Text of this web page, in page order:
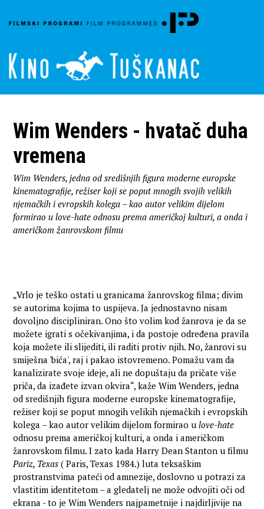
Wim Wenders - hvatač duha
vremena
Wim Wenders, jedna od središnjih figura moderne europske
kinematografije, režiser koji se poput mnogih svojih velikih
njemačkih i evropskih kolega – kao autor velikim dijelom
formirao u love-hate odnosu prema američkoj kulturi, a onda i
američkom žanrovskom filmu
„Vrlo je teško ostati u granicama žanrovskog filma; divim
se autorima kojima to uspijeva. Ja jednostavno nisam
dovoljno discipliniran. Ono što volim kod žanrova je da se
možete igrati s očekivanjima, i da postoje određena pravila
koja možete ili slijediti, ili raditi protiv njih. No, žanrovi su
smiješna 'bića', raj i pakao istovremeno. Pomažu vam da
kanalizirate svoje ideje, ali ne dopuštaju da pričate više
priča, da izađete izvan okvira“, kaže Wim Wenders, jedna
od središnjih figura moderne europske kinematografije,
režiser koji se poput mnogih velikih njemačkih i evropskih
kolega – kao autor velikim dijelom formirao ulove-hate
odnosu prema američkoj kulturi, a onda i američkom
žanrovskom filmu. I zato kada Harry Dean Stanton u filmu
Pariz, Texas ( Paris, Texas 1984.) luta teksaškim
prostranstvima pateći od amnezije, doslovno u potrazi za
vlastitim identitetom – a gledatelj ne može odvojiti oči od
ekrana - to je Wim Wenders najpametnije i najdirljivije na